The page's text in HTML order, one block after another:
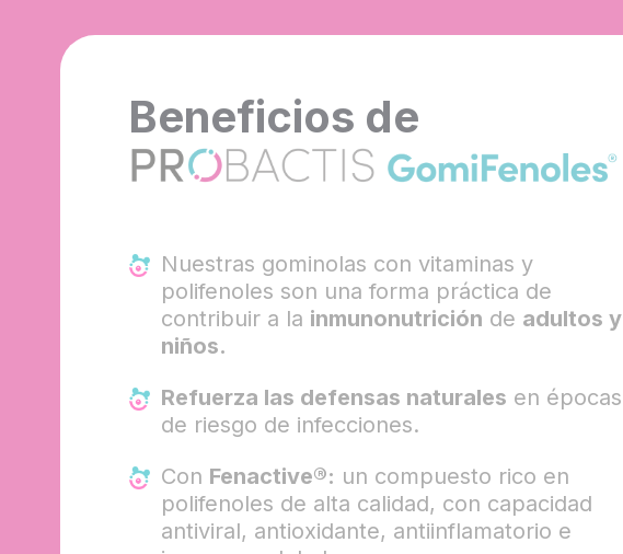
Beneficios de
Nuestras gominolas con vitaminas y
polifenoles son una forma práctica de
contribuir a la inmunonutrición de adultos y
niños.
Refuerza las defensas naturales en épocas
de riesgo de infecciones.
Con Fenactive®: un compuesto rico en
polifenoles de alta calidad, con capacidad
antiviral, antioxidante, antiinflamatorio e